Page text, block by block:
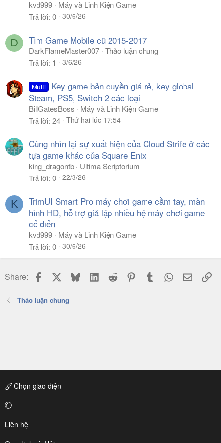
kvd999
Máy và Linh Kiện Game
Trả lời 0 30/6/26
D Tìm Game Mobile cũ 2015-2017
DarkFlameMaster007 Thảo luận chung
Trả lời 1 3/6/26
Multi
Key game bản quyền giá rẻ, key global
Steam, PS5, Switch 2 các loại
BillGatesBoss
Máy và Linh Kiện Game
Trả lời 24 Thứ hai lúc 17:54
Cùng nhìn lại sự xuất hiện của Cloud Strife ở các
tựa game khác của Square Enix
king_dragontb
Ultima Scriptorium
Trả lời 0 22/3/26
K
TrimUI Smart Pro máy chơi game cầm tay, màn
hình HD, hỗ trợ giả lập nhiều hệ máy chơi game
cổ điển
kvd999
Máy và Linh Kiện Game
Trả lời 0 30/6/26
Share: Facebook BlueskyLinkedIn
Reddit PinterestTumblr WhatsApp
Email
Thảo luận chung
Chọn giao diện
Liên hệ